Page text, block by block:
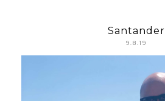
Santander
9.8.19